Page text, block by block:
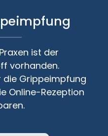
ist der
vorhanden.
die Grippeimpfung
Online-Rezeption